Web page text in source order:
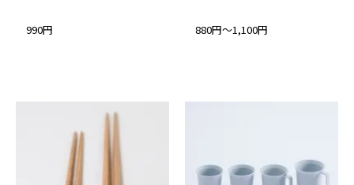
990円 880円～1,100円